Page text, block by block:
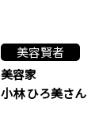
美容賢者
美容家
小林 ひろ美さん